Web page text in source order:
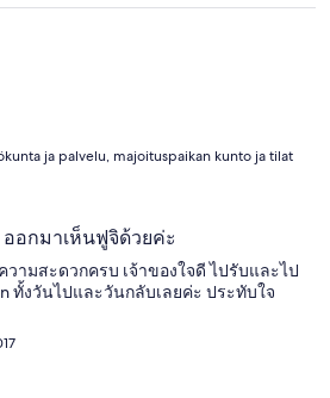
ja palvelu, majoituspaikan kunto ja tilat
ออกมาเห็นฟูจิด้วยค่ะ
ามสะดวกครบ เจ้าของใจดี ไปรับและไป
ทั้งวันไปและวันกลับเลยค่ะ ประทับใจ